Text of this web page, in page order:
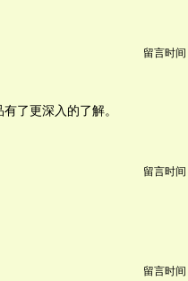
留言时间
了更深入的了解。
留言时间
留言时间